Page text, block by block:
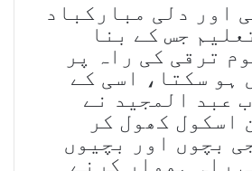
اور دلی مبارکباد
جس کے بنا
ترقی کی راہ پر
ہو سکتا، اسی کے
عبد المجید نے
اسکول کھول کر
بچوں اور بچیوں
راہ ہموار کرنے